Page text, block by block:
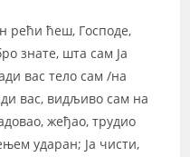
рећи ћеш, Господе,
знате, шта сам Ја
вас тело сам /на
вас, видљиво сам на
жеђао, трудио
ударан; Ја чисти,